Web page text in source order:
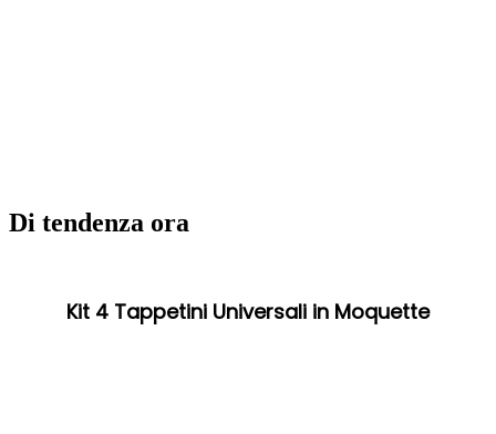
Di tendenza ora
Kit 4 Tappetini Universali in Moquette